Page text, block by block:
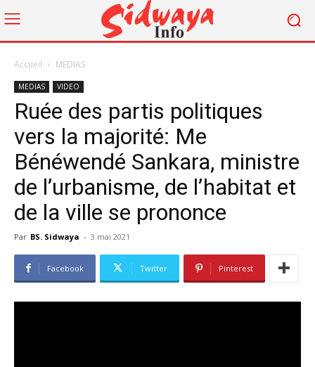
Accueil MEDIAS
MEDIAS VIDEO
Ruée des partis politiques
vers la majorité: Me
Bénéwendé Sankara, ministre
de l’urbanisme, de l’habitat et
de la ville se prononce
Par BS. Sidwaya - 3 mai 2021
Facebook Twitter Pinterest